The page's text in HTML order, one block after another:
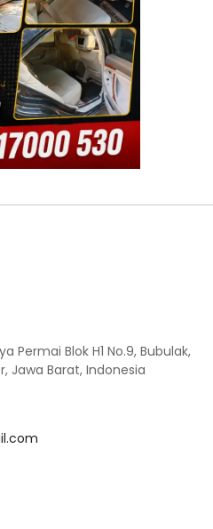
Permai Blok H1 No.9, Bubulak,
Jawa Barat, Indonesia